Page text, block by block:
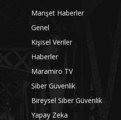
Manşet Haberler
Genel
Kişisel Veriler
Haberler
Maramiro TV
Siber Güvenlik
Bireysel Siber Güvenlik
Yapay Zeka